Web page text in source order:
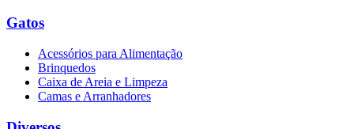
Gatos
Acessórios para Alimentação
Brinquedos
Caixa de Areia e Limpeza
Camas e Arranhadores